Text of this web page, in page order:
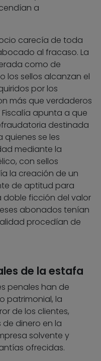
a
carecía de toda
al fracaso. La
como de
los sellos alcanzan el
por los
más que verdaderos
apunta a que
destinada
quienes se les
mediante la
con sellos
la creación de un
de aptitud para
doble ficción del valor
abonados tenían
procedían de
de la estafa
penales han de
patrimonial, la
de los clientes,
dinero en la
solvente y
ofrecidas.